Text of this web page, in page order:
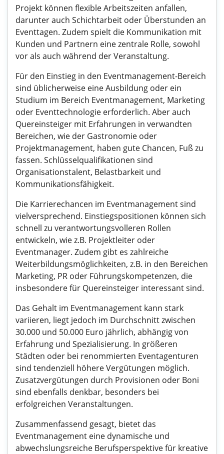
Projekt können flexible Arbeitszeiten anfallen,
darunter auch Schichtarbeit oder Überstunden an
Eventtagen. Zudem spielt die Kommunikation mit
Kunden und Partnern eine zentrale Rolle, sowohl
vor als auch während der Veranstaltung.
Für den Einstieg in den Eventmanagement-Bereich
sind üblicherweise eine Ausbildung oder ein
Studium im Bereich Eventmanagement, Marketing
oder Eventtechnologie erforderlich. Aber auch
Quereinsteiger mit Erfahrungen in verwandten
Bereichen, wie der Gastronomie oder
Projektmanagement, haben gute Chancen, Fuß zu
fassen. Schlüsselqualifikationen sind
Organisationstalent, Belastbarkeit und
Kommunikationsfähigkeit.
Die Karrierechancen im Eventmanagement sind
vielversprechend. Einstiegspositionen können sich
schnell zu verantwortungsvolleren Rollen
entwickeln, wie z.B. Projektleiter oder
Eventmanager. Zudem gibt es zahlreiche
Weiterbildungsmöglichkeiten, z.B. in den Bereichen
Marketing, PR oder Führungskompetenzen, die
insbesondere für Quereinsteiger interessant sind.
Das Gehalt im Eventmanagement kann stark
variieren, liegt jedoch im Durchschnitt zwischen
30.000 und 50.000 Euro jährlich, abhängig von
Erfahrung und Spezialisierung. In größeren
Städten oder bei renommierten Eventagenturen
sind tendenziell höhere Vergütungen möglich.
Zusatzvergütungen durch Provisionen oder Boni
sind ebenfalls denkbar, besonders bei
erfolgreichen Veranstaltungen.
Zusammenfassend gesagt, bietet das
Eventmanagement eine dynamische und
abwechslungsreiche Berufsperspektive für kreative